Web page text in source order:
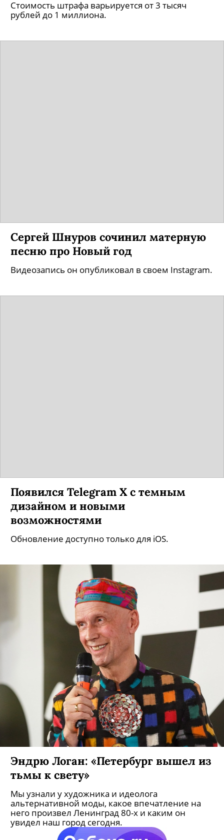
Стоимость штрафа варьируется от 3 тысяч
рублей до 1 миллиона.
Сергей Шнуров сочинил матерную
песню про Новый год
Видеозапись он опубликовал в своем Instagram.
Появился Telegram X с темным
дизайном и новыми
возможностями
Обновление доступно только для iOS.
Эндрю Логан: «Петербург вышел из
тьмы к свету»
Мы узнали у художника и идеолога
альтернативной моды, какое впечатление на
него произвел Ленинград 80-х и каким он
увидел наш город сегодня.